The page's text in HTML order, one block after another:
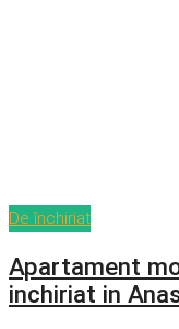
De închiriat
Apartament
inchiriat in